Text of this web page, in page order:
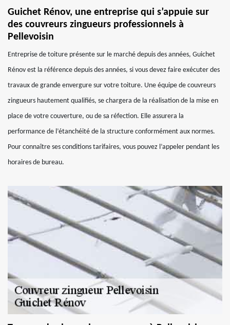
Guichet Rénov, une entreprise qui s’appuie sur
des couvreurs zingueurs professionnels à
Pellevoisin
Entreprise de toiture présente sur le marché depuis des années, Guichet
Rénov est la référence depuis des années, si vous devez faire exécuter des
travaux de grande envergure sur votre toiture. Une équipe de couvreurs
zingueurs hautement qualifiés, se chargera de la réalisation de la mise en
place de votre couverture, ou de sa réfection. Elle assurera la
performance de l’étanchéité de la structure conformément aux normes.
Pour connaître ses conditions tarifaires, vous pouvez l’appeler pendant les
horaires de bureau.